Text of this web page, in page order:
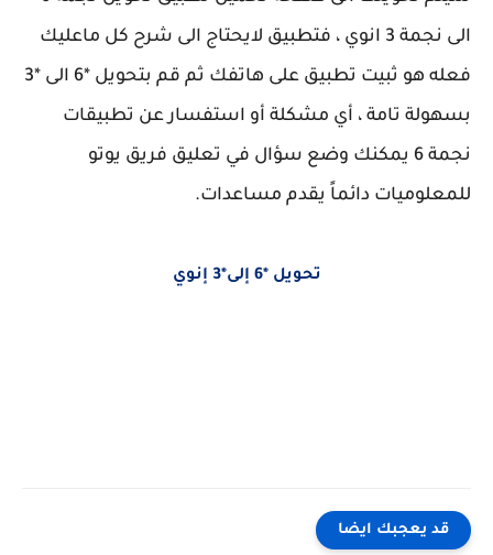
الى نجمة 3 انوي ، فتطبيق لايحتاج الى شرح كل ماعليك
فعله هو ثبيت تطبيق على هاتفك ثم قم بتحويل *6 الى *3
بسهولة تامة ، أي مشكلة أو استفسار عن تطبيقات
نجمة 6 يمكنك وضع سؤال في تعليق فريق يوتو
للمعلوميات دائماً يقدم مساعدات.
تحويل *6 إلى*3 إنوي
قد يعجبك ايضا